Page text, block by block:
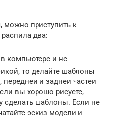
можно приступить к
два:
компьютере и не
то делайте шаблоны
передней и задней частей
вы хорошо рисуете,
сделать шаблоны. Если не
эскиз модели и